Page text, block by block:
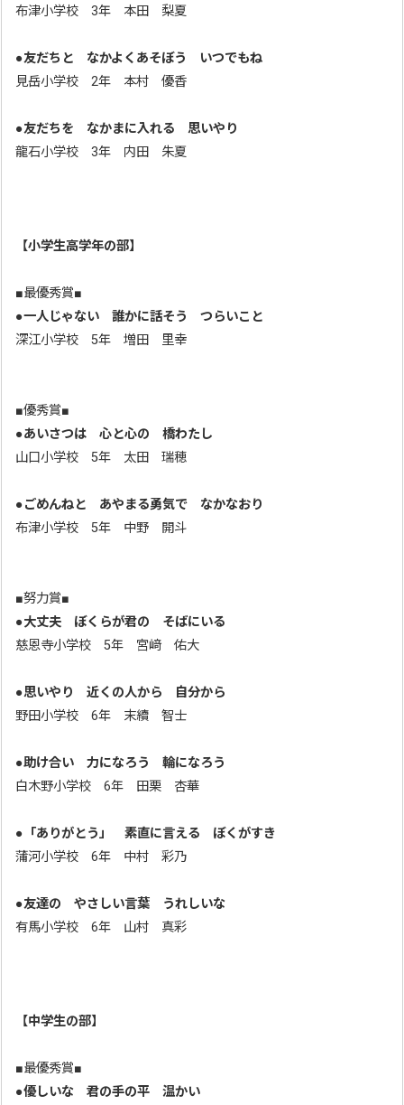
布津小学校 3年 本田 梨夏
●友だちと なかよくあそぼう いつでもね
見岳小学校 2年 本村 優香
●友だちを なかまに入れる 思いやり
龍石小学校 3年 内田 朱夏
【小学生高学年の部】
■最優秀賞■
●一人じゃない 誰かに話そう つらいこと
深江小学校 5年 増田 里幸
■優秀賞■
●あいさつは 心と心の 橋わたし
山口小学校 5年 太田 瑞穂
●ごめんねと あやまる勇気で なかなおり
布津小学校 5年 中野 開斗
■努力賞■
●大丈夫 ぼくらが君の そばにいる
慈恩寺小学校 5年 宮﨑 佑大
●思いやり 近くの人から 自分から
野田小学校 6年 末續 智士
●助け合い 力になろう 輪になろう
白木野小学校 6年 田栗 杏華
● 「ありがとう」 素直に言える ぼくがすき
蒲河小学校 6年 中村 彩乃
●友達の やさしい言葉 うれしいな
有馬小学校 6年 山村 真彩
【中学生の部】
■最優秀賞■
●優しいな 君の手の平 温かい